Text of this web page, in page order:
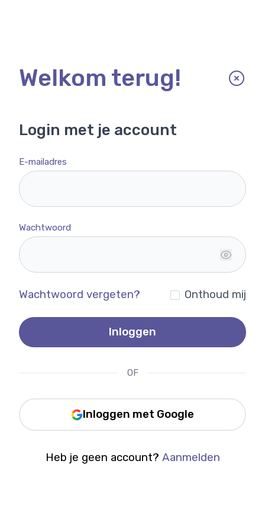
Welkom terug!
Login met je account
E-mailadres
Wachtwoord
Wachtwoord vergeten? Onthoud mij
Inloggen
OF
Inloggen met Google
Heb je geen account? Aanmelden